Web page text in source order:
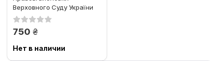
Верховного Суду України
щодо застосування норм...
750 грн.
Нет в наличии